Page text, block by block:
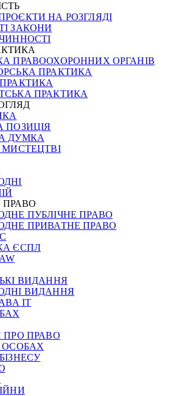
НА РОЗГЛЯДІ
ЗАКОНИ
ПРАВООХОРОННИХ ОРГАНІВ
ПРАКТИКА
ПРАКТИКА
ПОЗИЦІЯ
ДУМКА
ПУБЛІЧНЕ ПРАВО
ПРИВАТНЕ ПРАВО
ЄСПЛ
ВИДАННЯ
ВИДАННЯ
ІТ
ПРО ПРАВО
ОСОБАХ